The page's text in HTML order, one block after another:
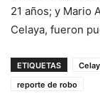
21 años; y Mario
Celaya, fueron
ETIQUETAS
reporte de robo